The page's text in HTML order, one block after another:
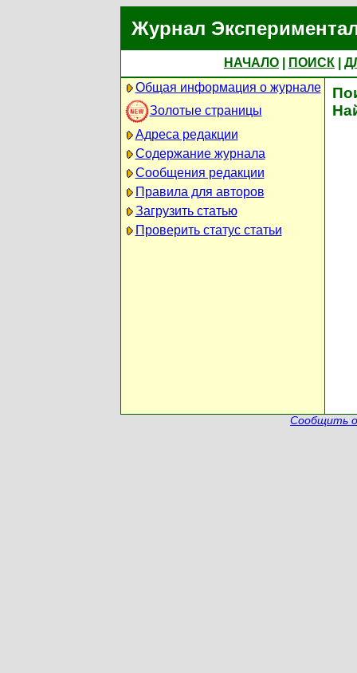
Журнал
НАЧАЛО ПОИСК
Общая информация о журнале
Золотые страницы
Адреса редакции
Содержание журнала
Сообщения редакции
Правила для авторов
Загрузить статью
Проверить статус статьи
Сообщить о